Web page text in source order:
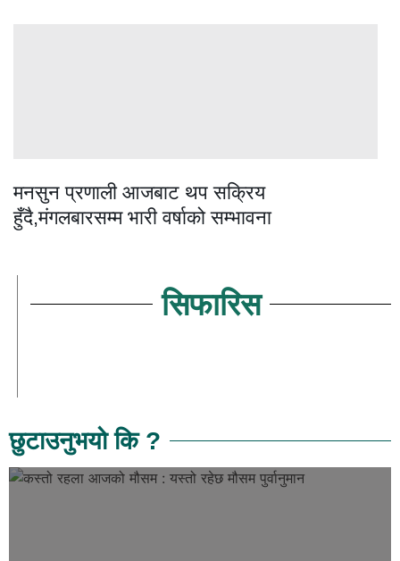
सिफारिस
मनसुन प्रणाली आजबाट थप सक्रिय
हुँदै,मंगलबारसम्म भारी वर्षाको सम्भावना
छुटाउनुभयो कि ?